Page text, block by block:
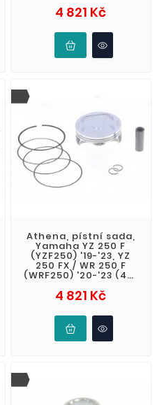
(STD. + 8,02mm
4 821 KčCena
Athena, pístní sada,
Yamaha YZ 250 F
(YZF250) '19-'23, YZ
250 FX / WR 250 F
(WRF250) '20-'23 (4T)
(STD. + 8,00mm
4 821 KčCena